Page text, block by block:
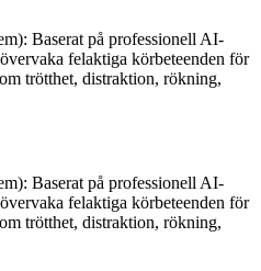
Baserat på professionell AI-
felaktiga körbeteenden för
trötthet, distraktion, rökning,
Baserat på professionell AI-
felaktiga körbeteenden för
trötthet, distraktion, rökning,